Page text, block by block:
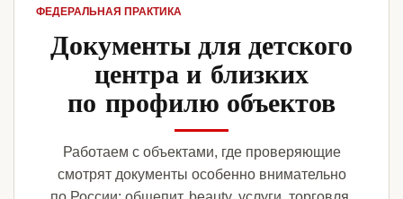
ФЕДЕРАЛЬНАЯ ПРАКТИКА
Документы для детского
центра и близких
по профилю объектов
Работаем с объектами, где проверяющие
смотрят документы особенно внимательно